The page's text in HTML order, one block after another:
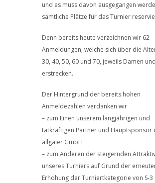
und es muss davon ausgegangen
sämtliche Plätze für das Turnier
Denn bereits heute verzeichnen wir 62
Anmeldungen, welche sich über die
30, 40, 50, 60 und 70, jeweils Damen
erstrecken.
Der Hintergrund der bereits hohen
Anmeldezahlen verdanken wir
– zum Einen unserem langjährigen und
tatkräftigen Partner und Hauptsponsor
allgaier GmbH
– zum Anderen der steigernden
unseres Turniers auf Grund der
Erhöhung der Turniertkategorie von S-3